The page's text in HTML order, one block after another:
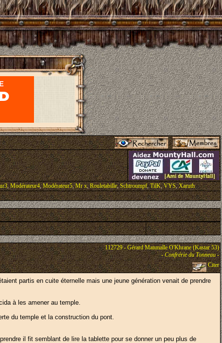
,Modérateur4,Modérateur5,Mr x,Rouletabille,Schtroumpf,TilK,VYS,Xaruth
112729 - Gérard Manmalle O'Khrane (Kastar 53)
-Confrérie du Tonneau-
Citer
partis en cuite éternelle mais une jeune génération venait de prendre
à les amener au temple.
du temple et la construction du pont.
il fit semblant de lire la tablette pour se donner un peu plus de